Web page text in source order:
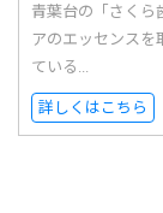
青葉台の「さくら
アのエッセンスを
ている...
詳しくはこちら